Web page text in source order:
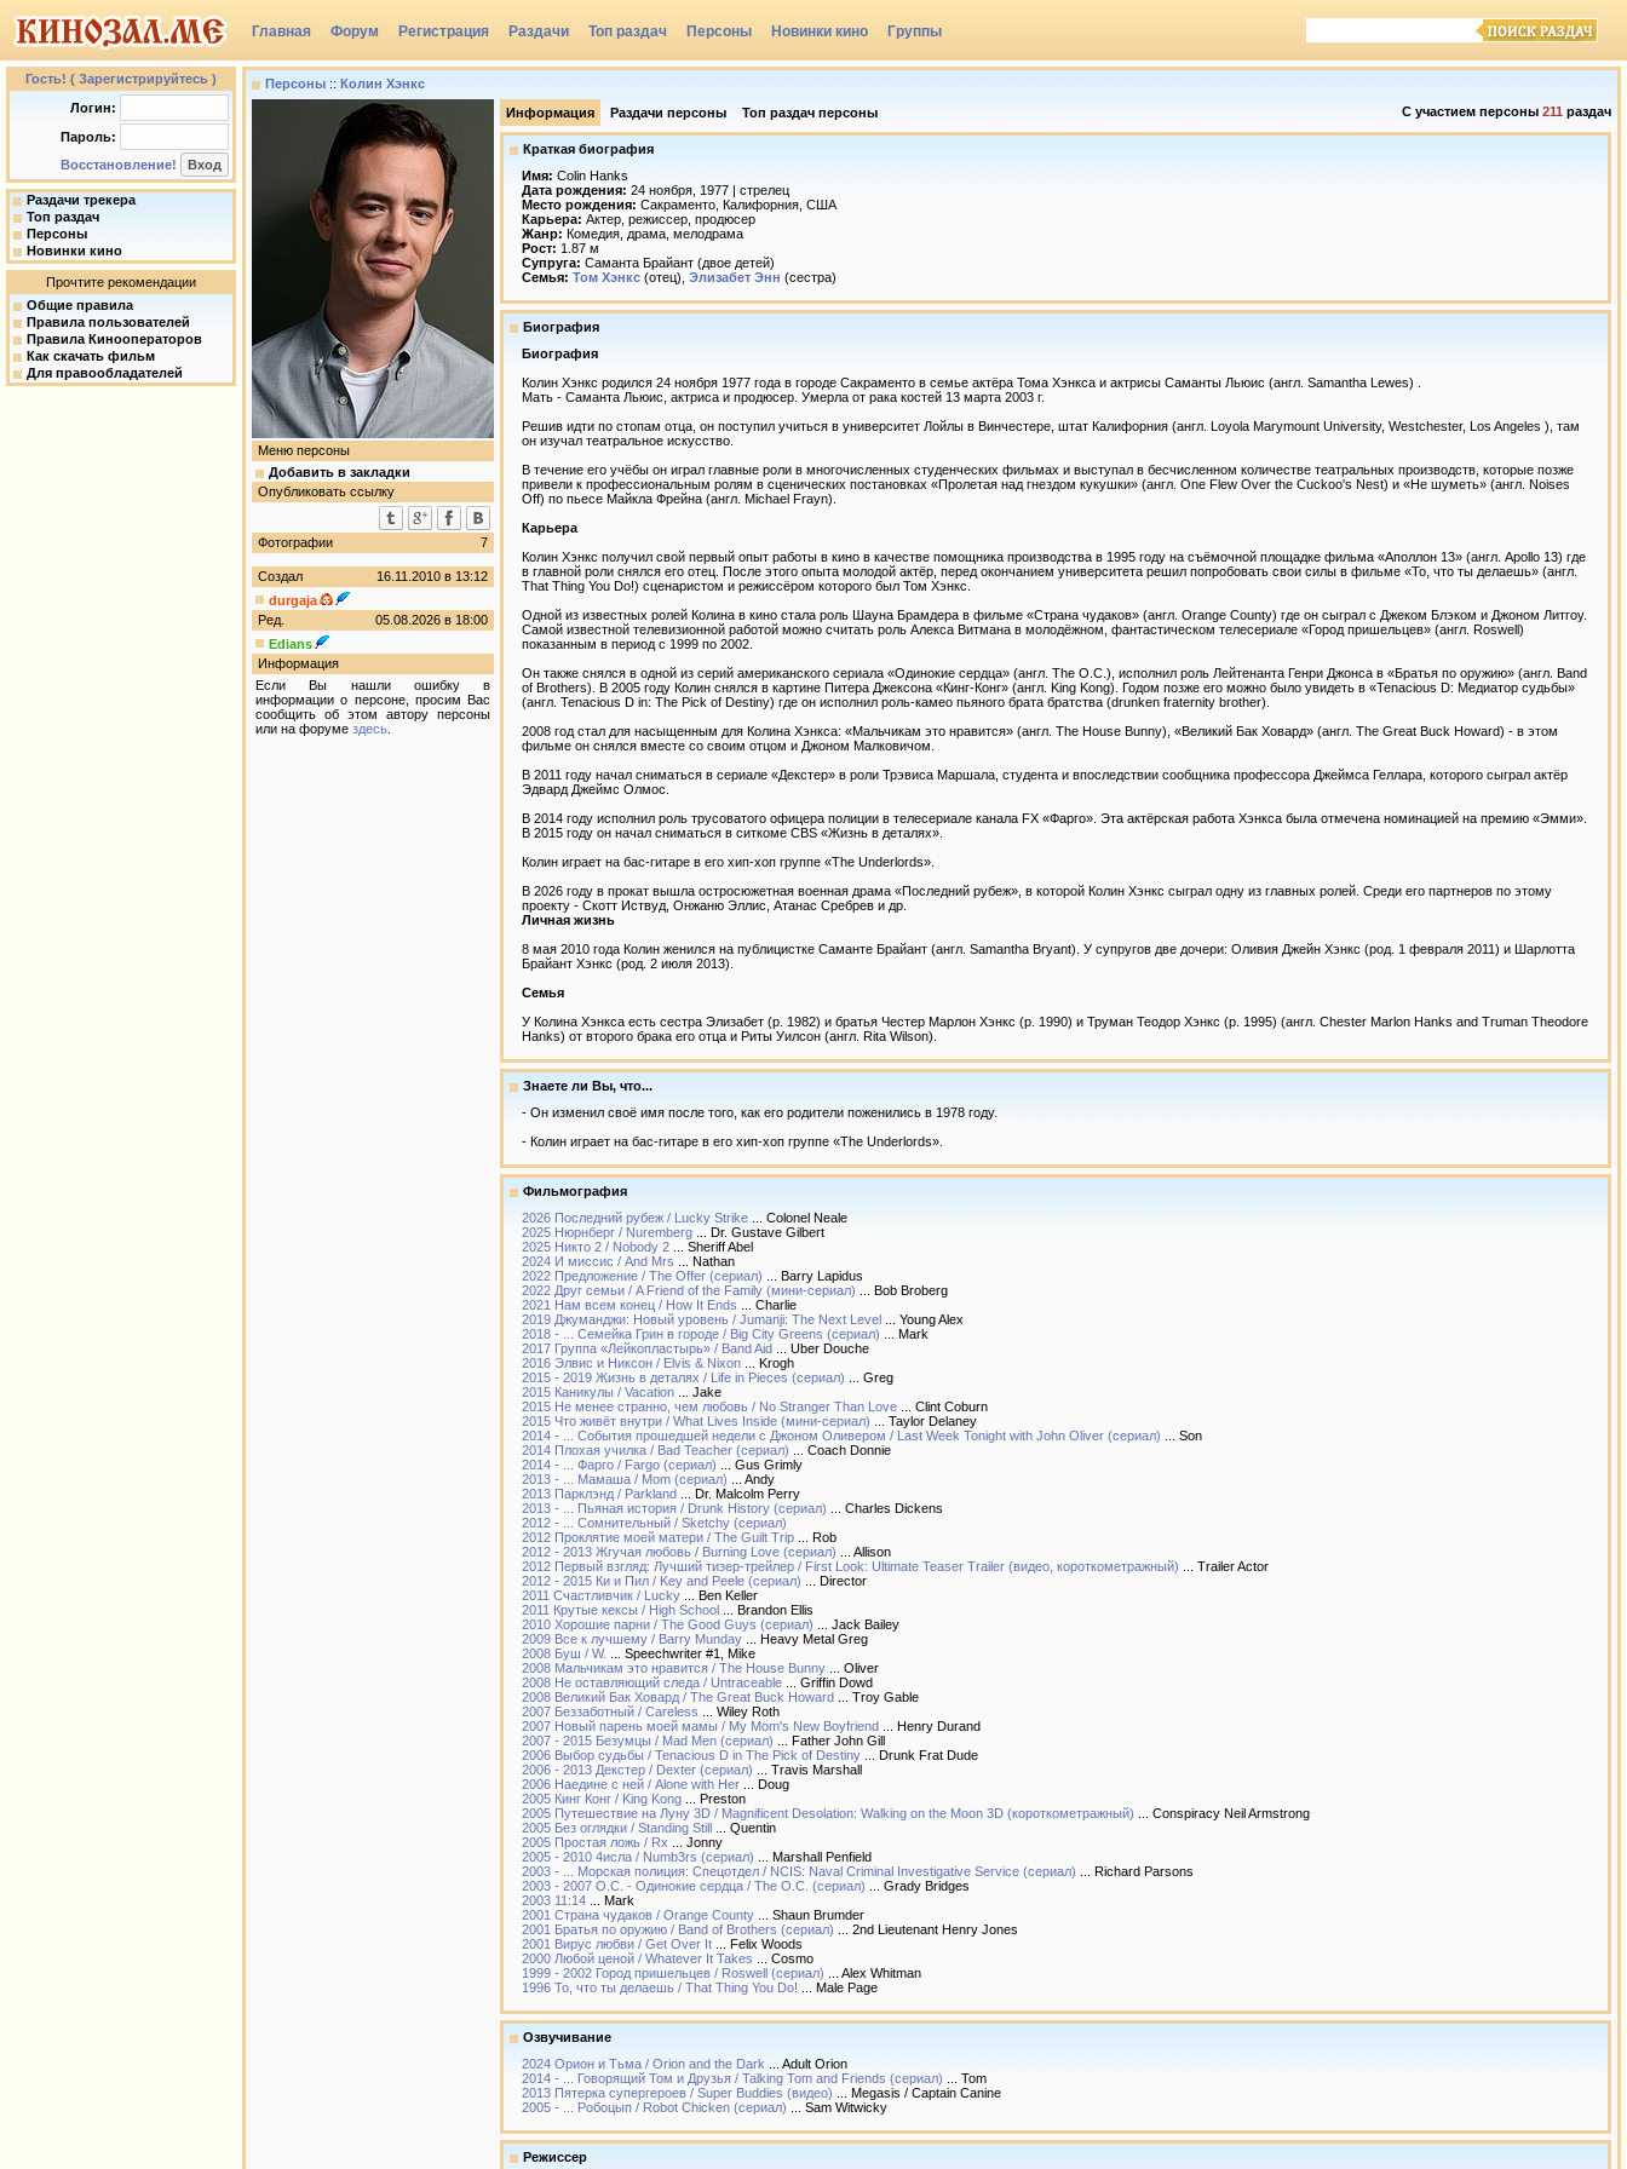
Главная Форум Регистрация Раздачи Топ раздач Персоны Новинки кино Группы
Гость! ( Зарегистрируйтесь )
Логин:
Пароль:
Восстановление!
Раздачи трекера
Топ раздач
Персоны
Новинки кино
Прочтите рекомендации
Общие правила
Правила пользователей
Правила Кинооператоров
Как скачать фильм
Для правообладателей
Персоны :: Колин Хэнкс
Меню персоны
Добавить в закладки
Опубликовать ссылку
Фотографии 7
Создал
16.11.2010 в 13:12
durgaja
Ред.
05.08.2026 в 18:00
Edians
Информация
Если Вы нашли ошибку в
информации о персоне, просим Вас
сообщить об этом автору персоны
или на форуме здесь
Информация Раздачи персоны Топ раздач персоны С участием персоны 211 раздач
Краткая биография
Имя: Colin Hanks
Дата рождения: 24 ноября, 1977 | стрелец
Место рождения: Сакраменто, Калифорния, США
Карьера: Актер, режиссер, продюсер
Жанр: Комедия, драма, мелодрама
Рост: 1.87 м
Супруга: Саманта Брайант (двое детей)
Семья: Том Хэнкс (отец), Элизабет Энн (сестра)
Биография
Биография
Колин Хэнкс родился 24 ноября 1977 года в городе Сакраменто в семье актёра Тома Хэнкса и актрисы Саманты Льюис (англ. Samantha Lewes) .
Мать - Саманта Льюис, актриса и продюсер. Умерла от рака костей 13 марта 2003 г.
Решив идти по стопам отца, он поступил учиться в университет Лойлы в Винчестере, штат Калифорния (англ. Loyola Marymount University, Westchester, Los Angeles ), там
он изучал театральное искусство.
В течение его учёбы он играл главные роли в многочисленных студенческих фильмах и выступал в бесчисленном количестве театральных производств, которые позже
привели к профессиональным ролям в сценических постановках «Пролетая над гнездом кукушки» (англ. One Flew Over the Cuckoo's Nest) и «Не шуметь» (англ. Noises
Off) по пьесе Майкла Фрейна (англ. Michael Frayn).
Карьера
Колин Хэнкс получил свой первый опыт работы в кино в качестве помощника производства в 1995 году на съёмочной площадке фильма «Аполлон 13» (англ. Apollo 13) где
в главной роли снялся его отец. После этого опыта молодой актёр, перед окончанием университета решил попробовать свои силы в фильме «То, что ты делаешь» (англ.
That Thing You Do!) сценаристом и режиссёром которого был Том Хэнкс.
Одной из известных ролей Колина в кино стала роль Шауна Брамдера в фильме «Страна чудаков» (англ. Orange County) где он сыграл с Джеком Блэком и Джоном Литгоу.
Самой известной телевизионной работой можно считать роль Алекса Витмана в молодёжном, фантастическом телесериале «Город пришельцев» (англ. Roswell)
показанным в период с 1999 по 2002.
Он также снялся в одной из серий американского сериала «Одинокие сердца» (англ. The O.C.), исполнил роль Лейтенанта Генри Джонса в «Братья по оружию» (англ. Band
of Brothers). В 2005 году Колин снялся в картине Питера Джексона «Кинг-Конг» (англ. King Kong). Годом позже его можно было увидеть в «Tenacious D: Медиатор судьбы»
(англ. Tenacious D in: The Pick of Destiny) где он исполнил роль-камео пьяного брата братства (drunken fraternity brother).
2008 год стал для насыщенным для Колина Хэнкса: «Мальчикам это нравится» (англ. The House Bunny), «Великий Бак Ховард» (англ. The Great Buck Howard) - в этом
фильме он снялся вместе со своим отцом и Джоном Малковичом.
В 2011 году начал сниматься в сериале «Декстер» в роли Трэвиса Маршала, студента и впоследствии сообщника профессора Джеймса Геллара, которого сыграл актёр
Эдвард Джеймс Олмос.
В 2014 году исполнил роль трусоватого офицера полиции в телесериале канала FX «Фарго». Эта актёрская работа Хэнкса была отмечена номинацией на премию «Эмми».
В 2015 году он начал сниматься в ситкоме CBS «Жизнь в деталях».
Колин играет на бас-гитаре в его хип-хоп группе «The Underlords».
В 2026 году в прокат вышла остросюжетная военная драма «Последний рубеж», в которой Колин Хэнкс сыграл одну из главных ролей. Среди его партнеров по этому
проекту - Скотт Иствуд, Онжаню Эллис, Атанас Сребрев и др.
Личная жизнь
8 мая 2010 года Колин женился на публицистке Саманте Брайант (англ. Samantha Bryant). У супругов две дочери: Оливия Джейн Хэнкс (род. 1 февраля 2011) и Шарлотта
Брайант Хэнкс (род. 2 июля 2013).
Семья
У Колина Хэнкса есть сестра Элизабет (р. 1982) и братья Честер Марлон Хэнкс (р. 1990) и Труман Теодор Хэнкс (р. 1995) (англ. Chester Marlon Hanks and Truman Theodore
Hanks) от второго брака его отца и Риты Уилсон (англ. Rita Wilson).
Знаете ли Вы, что...
- Он изменил своё имя после того, как его родители поженились в 1978 году.
- Колин играет на бас-гитаре в его хип-хоп группе «The Underlords».
Фильмография
2026 Последний рубеж / Lucky Strike ... Colonel Neale
2025 Нюрнберг / Nuremberg ... Dr. Gustave Gilbert
2025 Никто 2 / Nobody 2 ... Sheriff Abel
2024 И миссис / And Mrs ... Nathan
2022 Предложение / The Offer (сериал) ... Barry Lapidus
2022 Друг семьи / A Friend of the Family (мини-сериал) ... Bob Broberg
2021 Нам всем конец / How It Ends ... Charlie
2019 Джуманджи: Новый уровень / Jumanji: The Next Level ... Young Alex
2018 - ... Семейка Грин в городе / Big City Greens (сериал) ... Mark
2017 Группа «Лейкопластырь» / Band Aid ... Uber Douche
2016 Элвис и Никсон / Elvis & Nixon ... Krogh
2015 - 2019 Жизнь в деталях / Life in Pieces (сериал) ... Greg
2015 Каникулы / Vacation ... Jake
2015 Не менее странно, чем любовь / No Stranger Than Love ... Clint Coburn
2015 Что живёт внутри / What Lives Inside (мини-сериал) ... Taylor Delaney
2014 - ... События прошедшей недели с Джоном Оливером / Last Week Tonight with John Oliver (сериал) ... Son
2014 Плохая училка / Bad Teacher (сериал) ... Coach Donnie
2014 - ... Фарго / Fargo (сериал) ... Gus Grimly
2013 - ... Мамаша / Mom (сериал) ... Andy
2013 Парклэнд / Parkland ... Dr. Malcolm Perry
2013 - ... Пьяная история / Drunk History (сериал) ... Charles Dickens
2012 - ... Сомнительный / Sketchy (сериал)
2012 Проклятие моей матери / The Guilt Trip ... Rob
2012 - 2013 Жгучая любовь / Burning Love (сериал) ... Allison
2012 Первый взгляд: Лучший тизер-трейлер / First Look: Ultimate Teaser Trailer (видео, короткометражный) ... Trailer Actor
2012 - 2015 Ки и Пил / Key and Peele (сериал) ... Director
2011 Счастливчик / Lucky ... Ben Keller
2011 Крутые кексы / High School ... Brandon Ellis
2010 Хорошие парни / The Good Guys (сериал) ... Jack Bailey
2009 Все к лучшему / Barry Munday ... Heavy Metal Greg
2008 Буш / W. ... Speechwriter #1, Mike
2008 Мальчикам это нравится / The House Bunny ... Oliver
2008 Не оставляющий следа / Untraceable ... Griffin Dowd
2008 Великий Бак Ховард / The Great Buck Howard ... Troy Gable
2007 Беззаботный / Careless ... Wiley Roth
2007 Новый парень моей мамы / My Mom's New Boyfriend ... Henry Durand
2007 - 2015 Безумцы / Mad Men (сериал) ... Father John Gill
2006 Выбор судьбы / Tenacious D in The Pick of Destiny ... Drunk Frat Dude
2006 - 2013 Декстер / Dexter (сериал) ... Travis Marshall
2006 Наедине с ней / Alone with Her ... Doug
2005 Кинг Конг / King Kong ... Preston
2005 Путешествие на Луну 3D / Magnificent Desolation: Walking on the Moon 3D (короткометражный) ... Conspiracy Neil Armstrong
2005 Без оглядки / Standing Still ... Quentin
2005 Простая ложь / Rx ... Jonny
2005 - 2010 4исла / Numb3rs (сериал) ... Marshall Penfield
2003 - ... Морская полиция: Спецотдел / NCIS: Naval Criminal Investigative Service (сериал) ... Richard Parsons
2003 - 2007 О.С. - Одинокие сердца / The O.C. (сериал) ... Grady Bridges
2003 11:14 ... Mark
2001 Страна чудаков / Orange County ... Shaun Brumder
2001 Братья по оружию / Band of Brothers (сериал) ... 2nd Lieutenant Henry Jones
2001 Вирус любви / Get Over It ... Felix Woods
2000 Любой ценой / Whatever It Takes ... Cosmo
1999 - 2002 Город пришельцев / Roswell (сериал) ... Alex Whitman
1996 То, что ты делаешь / That Thing You Do! ... Male Page
Озвучивание
2024 Орион и Тьма / Orion and the Dark ... Adult Orion
2014 - ... Говорящий Том и Друзья / Talking Tom and Friends (сериал) ... Tom
2013 Пятерка супергероев / Super Buddies (видео) ... Megasis / Captain Canine
2005 - ... Робоцып / Robot Chicken (сериал) ... Sam Witwicky
Режиссер